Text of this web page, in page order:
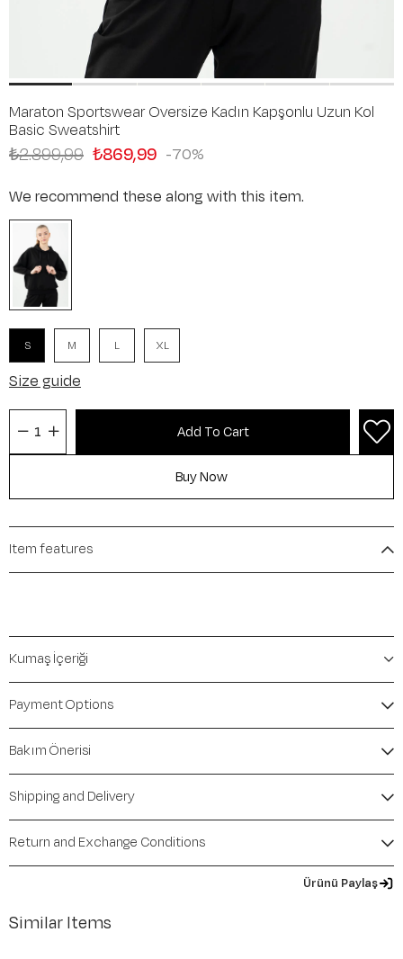
Maraton Sportswear Oversize Kadın Kapşonlu Uzun Kol
Basic Sweatshirt
70
₺2.899,99 ₺869,99
We recommend these along with this item.
S M L XL
Size guide
Item features
Kumaş İçeriği
Payment Options
Bakım Önerisi
Shipping and Delivery
Return and Exchange Conditions
Ürünü Paylaş
Similar Items